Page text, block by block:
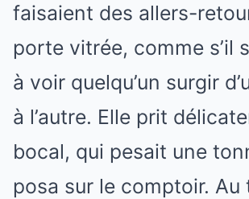
faisaient des allers-
porte vitrée, comme s’il
à voir quelqu’un surgir
à l’autre. Elle prit
bocal, qui pesait une
posa sur le comptoir. Au